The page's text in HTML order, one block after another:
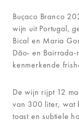
Buçaco Branco
wijn uit Portugal,
Bical en Maria
Dão- en
kenmerkende
De wijn rijpt 12
van 300 liter, wat
toast en subtiele